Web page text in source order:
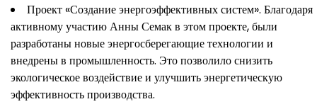
Проект «Создание энергоэффективных систем». Благодаря
активному участию Анны Семак в этом проекте, были
разработаны новые энергосберегающие технологии и
внедрены в промышленность. Это позволило снизить
экологическое воздействие и улучшить энергетическую
эффективность производства.